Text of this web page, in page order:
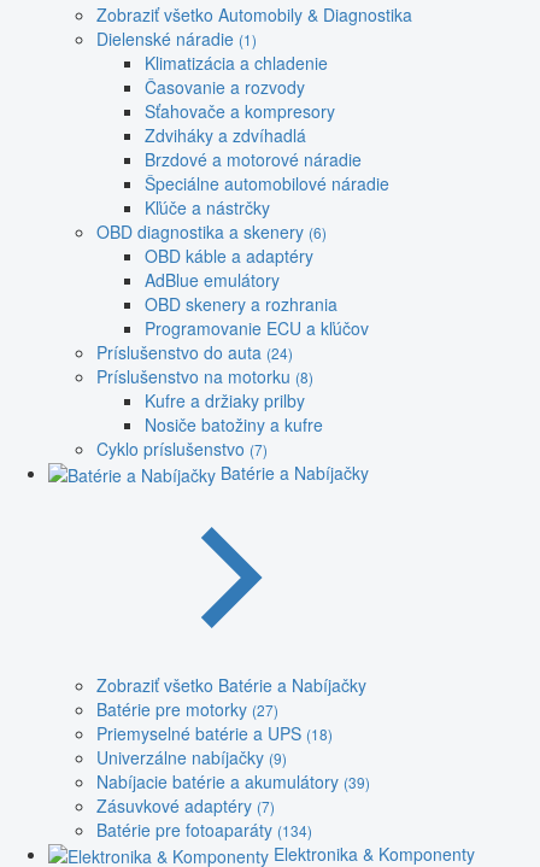
Zobraziť všetko Automobily & Diagnostika
Dielenské náradie (1)
Klimatizácia a chladenie
Časovanie a rozvody
Sťahovače a kompresory
Zdviháky a zdvíhadlá
Brzdové a motorové náradie
Špeciálne automobilové náradie
Kľúče a nástrčky
OBD diagnostika a skenery (6)
OBD káble a adaptéry
AdBlue emulátory
OBD skenery a rozhrania
Programovanie ECU a kľúčov
Príslušenstvo do auta (24)
Príslušenstvo na motorku (8)
Kufre a držiaky prilby
Nosiče batožiny a kufre
Cyklo príslušenstvo (7)
Batérie a Nabíjačky
Zobraziť všetko Batérie a Nabíjačky
Batérie pre motorky (27)
Priemyselné batérie a UPS (18)
Univerzálne nabíjačky (9)
Nabíjacie batérie a akumulátory (39)
Zásuvkové adaptéry (7)
Batérie pre fotoaparáty (134)
Elektronika & Komponenty